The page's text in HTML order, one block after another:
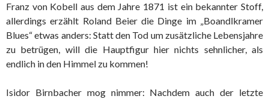
Franz von Kobell aus dem Jahre 1871 ist ein bekannter Stoff,
allerdings erzählt Roland Beier die Dinge im „Boandlkramer
Blues“ etwas anders: Statt den Tod um zusätzliche Lebensjahre
zu betrügen, will die Hauptfigur hier nichts sehnlicher, als
endlich in den Himmel zu kommen!
Isidor Birnbacher mog nimmer: Nachdem auch der letzte